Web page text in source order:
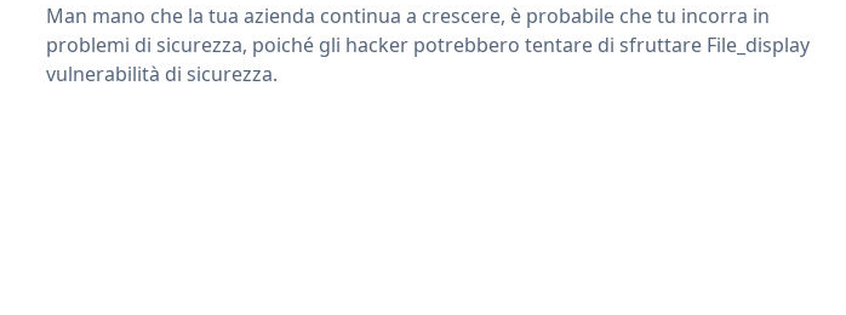
Man mano che la tua azienda continua a crescere, è probabile che tu incorra in
problemi di sicurezza, poiché gli hacker potrebbero tentare di sfruttare File_display
vulnerabilità di sicurezza.